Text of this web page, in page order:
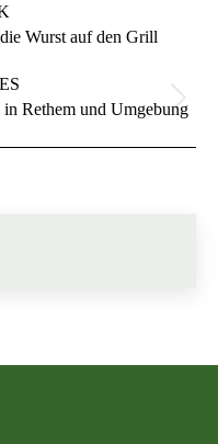
Wurst auf den Grill
Rethem und Umgebung